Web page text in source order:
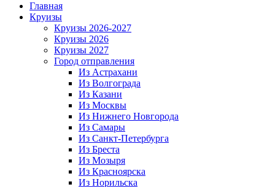
Главная
Круизы
Круизы 2026-2027
Круизы 2026
Круизы 2027
Город отправления
Из Астрахани
Из Волгограда
Из Казани
Из Москвы
Из Нижнего Новгорода
Из Самары
Из Санкт-Петербурга
Из Бреста
Из Мозыря
Из Красноярска
Из Норильска